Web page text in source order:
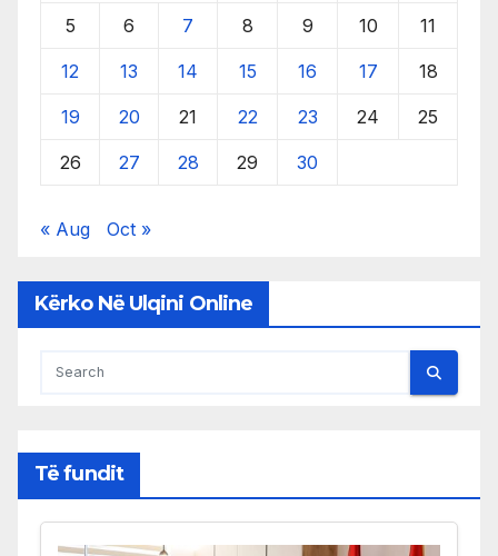
5 6 7 8 9 10 11
12 13 14 15 16 17 18
19 20 21 22 23 24 25
26 27 28 29 30
« Aug Oct »
Kërko Në Ulqini Online
Të fundit